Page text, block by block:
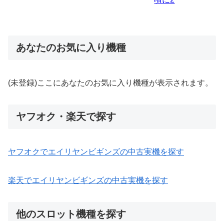
あなたのお気に入り機種
(未登録)ここにあなたのお気に入り機種が表示されます。
ヤフオク・楽天で探す
ヤフオクでエイリヤンビギンズの中古実機を探す
楽天でエイリヤンビギンズの中古実機を探す
他のスロット機種を探す